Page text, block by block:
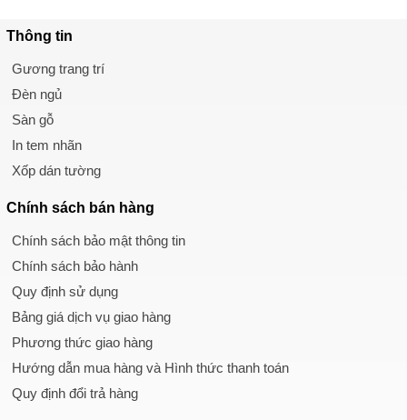
Thông tin
Gương trang trí
Đèn ngủ
Sàn gỗ
In tem nhãn
Xốp dán tường
Chính sách bán hàng
Chính sách bảo mật thông tin
Chính sách bảo hành
Quy định sử dụng
Bảng giá dịch vụ giao hàng
Phương thức giao hàng
Hướng dẫn mua hàng và Hình thức thanh toán
Quy định đổi trả hàng